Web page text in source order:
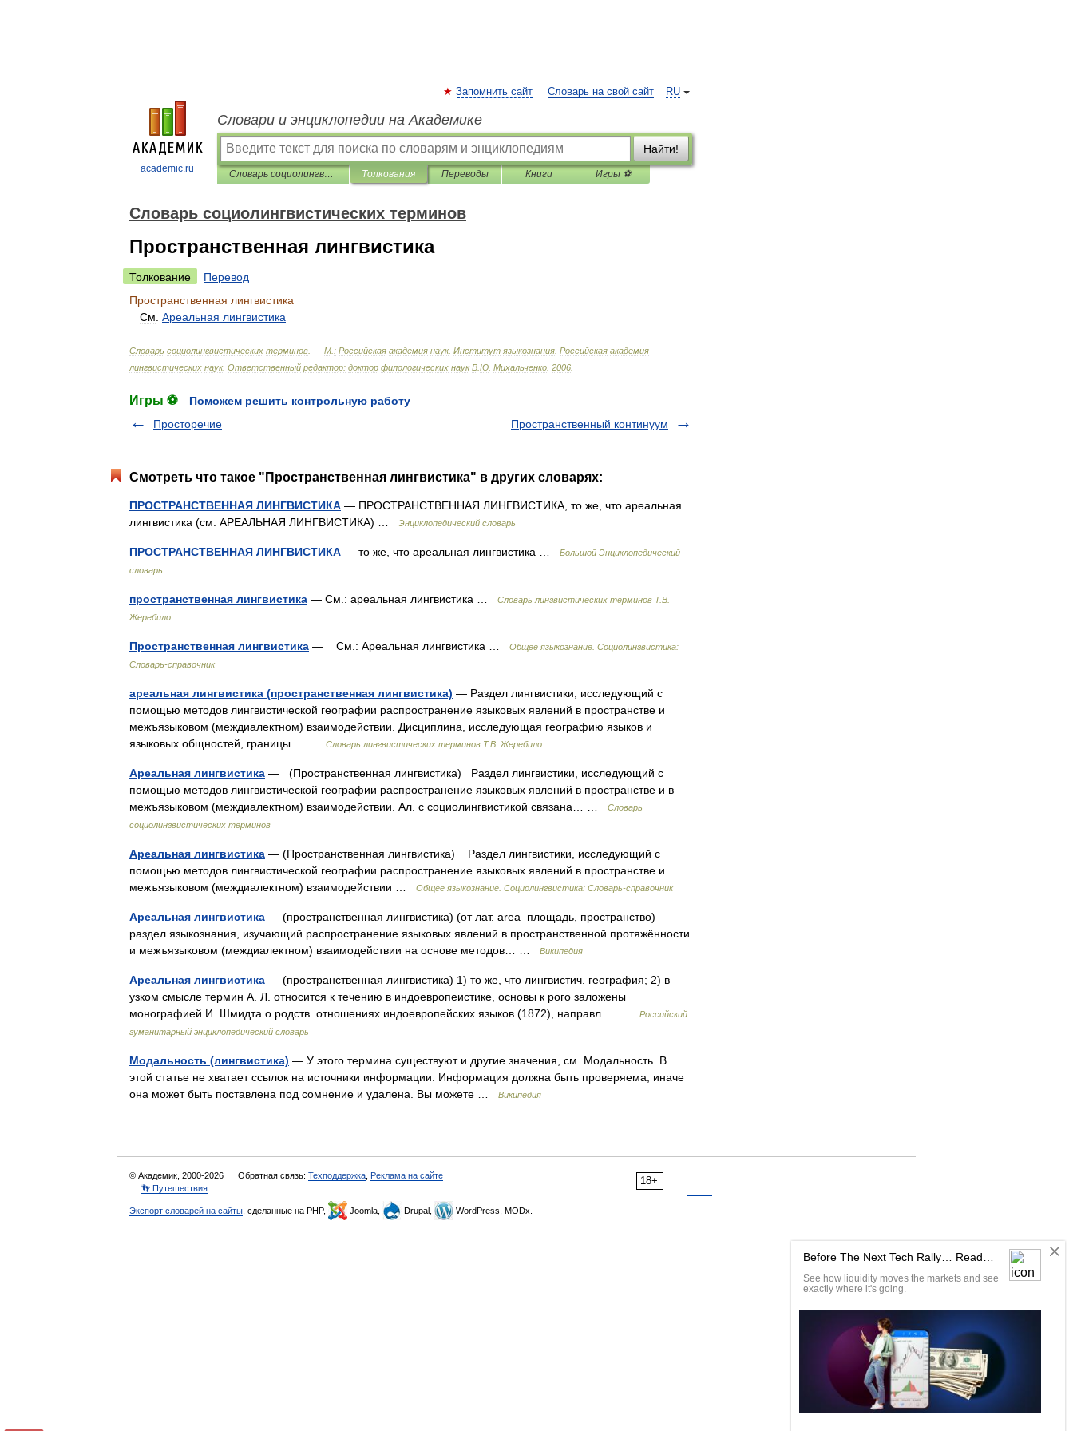
academic.ru
RU
Запомнить сайт Словарь на свой сайт
Словари и энциклопедии на Академике
Найти!
Словарь социолингвистических терминов Толкования Переводы Книги Игры ⚽
Словарь социолингвистических терминов
Пространственная лингвистика
Толкование
Перевод
Пространственная лингвистика
См Ареальная лингвистика
Словарь социолингвистических терминов . — М : Российская академия наук. Институт языкознания Российская академия
лингвистических наук. Ответственный редактор: доктор филологических наук В Ю Михальченко 2006
Игры ⚽
Поможем решить контрольную работу
Просторечие
Пространственный континуум
Смотреть что такое "Пространственная лингвистика" в других словарях:
ПРОСТРАНСТВЕННАЯ ЛИНГВИСТИКА — ПРОСТРАНСТВЕННАЯ ЛИНГВИСТИКА, то же, что ареальная
лингвистика (см. АРЕАЛЬНАЯ ЛИНГВИСТИКА) …
Энциклопедический словарь
ПРОСТРАНСТВЕННАЯ ЛИНГВИСТИКА — то же, что ареальная лингвистика …
Большой Энциклопедический
словарь
пространственная лингвистика — См.: ареальная лингвистика …
Словарь лингвистических терминов Т.В.
Жеребило
Пространственная лингвистика — См.: Ареальная лингвистика …
Общее языкознание. Социолингвистика:
Словарь-справочник
ареальная лингвистика (пространственная лингвистика) — Раздел лингвистики, исследующий с
помощью методов лингвистической географии распространение языковых явлений в пространстве и
межъязыковом (междиалектном) взаимодействии. Дисциплина, исследующая географию языков и
языковых общностей, границы… …
Словарь лингвистических терминов Т.В. Жеребило
Ареальная лингвистика — (Пространственная лингвистика) Раздел лингвистики, исследующий с
помощью методов лингвистической географии распространение языковых явлений в пространстве и в
межъязыковом (междиалектном) взаимодействии. Ал. с социолингвистикой связана… …
Словарь
социолингвистических терминов
Ареальная лингвистика — (Пространственная лингвистика) Раздел лингвистики, исследующий с
помощью методов лингвистической географии распространение языковых явлений в пространстве и
межъязыковом (междиалектном) взаимодействии …
Общее языкознание. Социолингвистика: Словарь-справочник
Ареальная лингвистика — (пространственная лингвистика) (от лат. area площадь, пространство)
раздел языкознания, изучающий распространение языковых явлений в пространственной протяжённости
и межъязыковом (междиалектном) взаимодействии на основе методов… …
Википедия
Ареальная лингвистика — (пространственная лингвистика) 1) то же, что лингвистич. география; 2) в
узком смысле термин А. Л. относится к течению в индоевропеистике, основы к рого заложены
монографией И. Шмидта о родств. отношениях индоевропейских языков (1872), направл.… …
Российский
гуманитарный энциклопедический словарь
Модальность (лингвистика) — У этого термина существуют и другие значения, см. Модальность. В
этой статье не хватает ссылок на источники информации. Информация должна быть проверяема, иначе
она может быть поставлена под сомнение и удалена. Вы можете …
Википедия
18+
© Академик, 2000-2026 Обратная связь: Техподдержка Реклама на сайте
👣 Путешествия
Экспорт словарей на сайты , сделанные на PHP, Joomla, Drupal, WordPress, MODx.